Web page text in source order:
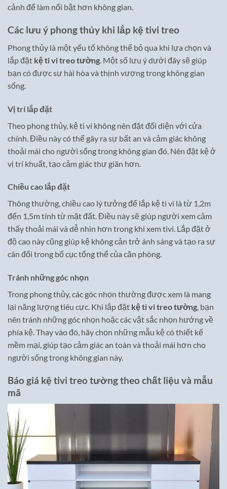
cảnh để làm nổi bật hơn không gian.
Các lưu ý phong thủy khi lắp kệ tivi treo
Phong thủy là một yếu tố không thể bỏ qua khi lựa chọn và
lắp đặt kệ ti vi treo tường . Một số lưu ý dưới đây sẽ giúp
bạn có được sự hài hòa và thịnh vượng trong không gian
sống.
Vị trí lắp đặt
Theo phong thủy, kệ ti vi không nên đặt đối diện với cửa
chính. Điều này có thể gây ra sự bất an và cảm giác không
thoải mái cho người sống trong không gian đó. Nên đặt kệ ở
vị trí khuất, tạo cảm giác thư giãn hơn.
Chiều cao lắp đặt
Thông thường, chiều cao lý tưởng để lắp kệ ti vi là từ 1,2m
đến 1,5m tính từ mặt đất. Điều này sẽ giúp người xem cảm
thấy thoải mái và dễ nhìn hơn trong khi xem tivi. Lắp đặt ở
độ cao này cũng giúp kệ không cản trở ánh sáng và tạo ra sự
cân đối trong bố cục tổng thể của căn phòng.
Tránh những góc nhọn
Trong phong thủy, các góc nhọn thường được xem là mang
lại năng lượng tiêu cực. Khi lắp đặt kệ ti vi treo tường, bạn
nên tránh những góc nhọn hoặc các vật sắc nhọn hướng về
phía kệ. Thay vào đó, hãy chọn những mẫu kệ có thiết kế
mềm mại, giúp tạo cảm giác an toàn và thoải mái hơn cho
người sống trong không gian này.
Báo giá kệ tivi treo tường theo chất liệu và mẫu
mã